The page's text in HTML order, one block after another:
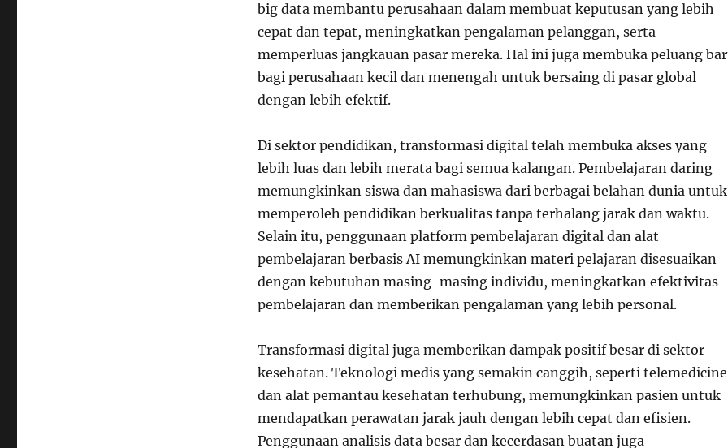
big data membantu perusahaan dalam membuat keputusan yang lebih
cepat dan tepat, meningkatkan pengalaman pelanggan, serta
memperluas jangkauan pasar mereka. Hal ini juga membuka peluang
bagi perusahaan kecil dan menengah untuk bersaing di pasar global
dengan lebih efektif.
Di sektor pendidikan, transformasi digital telah membuka akses yang
lebih luas dan lebih merata bagi semua kalangan. Pembelajaran daring
memungkinkan siswa dan mahasiswa dari berbagai belahan dunia untuk
memperoleh pendidikan berkualitas tanpa terhalang jarak dan waktu.
Selain itu, penggunaan platform pembelajaran digital dan alat
pembelajaran berbasis AI memungkinkan materi pelajaran disesuaikan
dengan kebutuhan masing-masing individu, meningkatkan efektivitas
pembelajaran dan memberikan pengalaman yang lebih personal.
Transformasi digital juga memberikan dampak positif besar di sektor
kesehatan. Teknologi medis yang semakin canggih, seperti telemedicine
dan alat pemantau kesehatan terhubung, memungkinkan pasien untuk
mendapatkan perawatan jarak jauh dengan lebih cepat dan efisien.
Penggunaan analisis data besar dan kecerdasan buatan juga